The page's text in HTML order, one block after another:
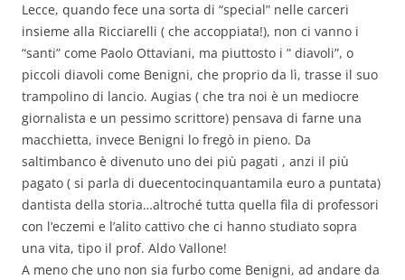
Lecce, quando fece una sorta di “special” nelle carceri
insieme alla Ricciarelli ( che accoppiata!), non ci vanno i
“santi” come Paolo Ottaviani, ma piuttosto i ” diavoli”, o
piccoli diavoli come Benigni, che proprio da lì, trasse il suo
trampolino di lancio. Augias ( che tra noi è un mediocre
giornalista e un pessimo scrittore) pensava di farne una
macchietta, invece Benigni lo fregò in pieno. Da
saltimbanco è divenuto uno dei più pagati , anzi il più
pagato ( si parla di duecentocinquantamila euro a puntata)
dantista della storia…altroché tutta quella fila di professori
con l’eczemi e l’alito cattivo che ci hanno studiato sopra
una vita, tipo il prof. Aldo Vallone!
A meno che uno non sia furbo come Benigni, ad andare da